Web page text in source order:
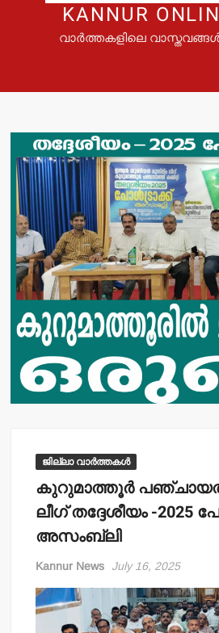
KANNUR
വാർത്തകളിലെ
ജില്ലാ വാർത്തകൾ
കുറുമാത്തൂര്‍
ലീഗ് തദ്ദേശീയം -2025
അസംബ്ലി
Kannur News July 16, 2025